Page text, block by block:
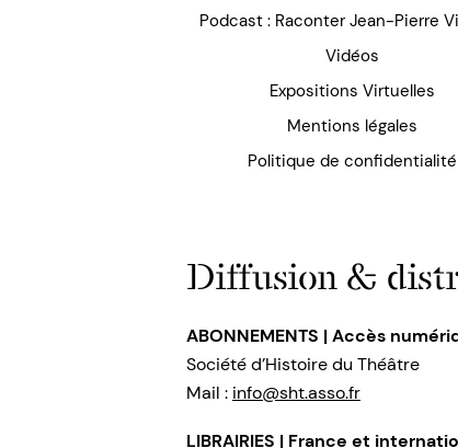
Podcast : Raconter Jean-Pierre
Vidéos
Expositions Virtuelles
Mentions légales
Politique de confidentialité
Diffusion &
ABONNEMENTS | Accès
Société d’Histoire du Théâtre
Mail : info@sht.asso.fr
LIBRAIRIES | France et